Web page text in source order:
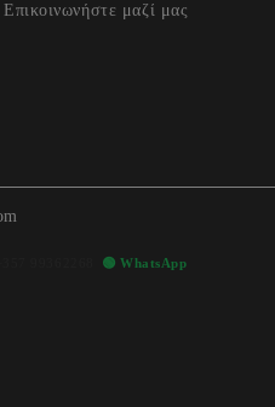
Επικοινωνήστε μαζί μας
🟢 WhatsApp